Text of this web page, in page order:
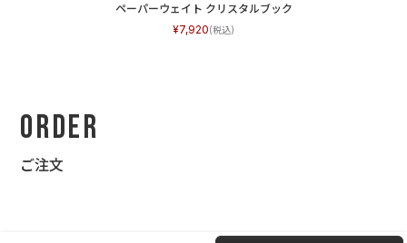
ペーパーウェイト クリスタルブック
7,920
Order
ご注文